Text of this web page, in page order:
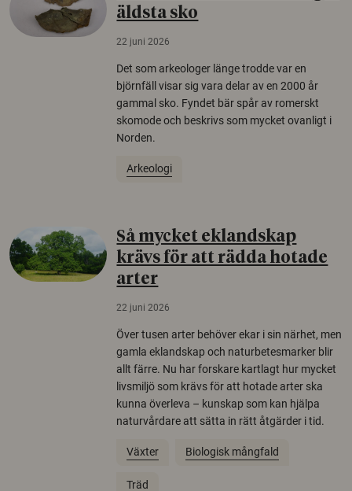
äldsta sko
22 juni 2026
Det som arkeologer länge trodde var en
björnfäll visar sig vara delar av en 2000 år
gammal sko. Fyndet bär spår av romerskt
skomode och beskrivs som mycket ovanligt i
Norden.
Arkeologi
Så mycket eklandskap
krävs för att rädda hotade
arter
22 juni 2026
Över tusen arter behöver ekar i sin närhet, men
gamla eklandskap och naturbetesmarker blir
allt färre. Nu har forskare kartlagt hur mycket
livsmiljö som krävs för att hotade arter ska
kunna överleva – kunskap som kan hjälpa
naturvårdare att sätta in rätt åtgärder i tid.
Växter Biologisk mångfald
Träd